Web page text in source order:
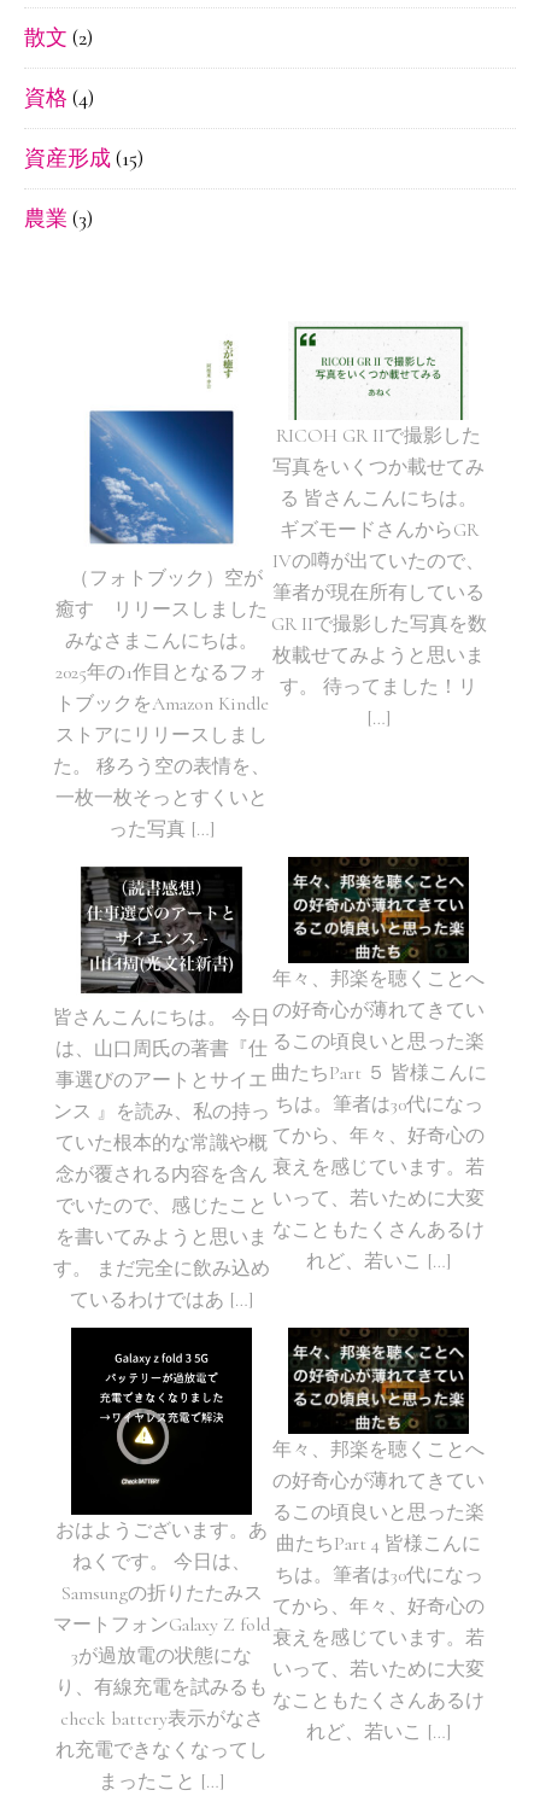
散文 (2)
資格 (4)
資産形成(15)
農業 (3)
（フォトブック）空が
癒す リリースしました
みなさまこんにちは。
2025年の1作目となるフォ
トブックをAmazon Kindle
ストアにリリースしまし
た。 移ろう空の表情を、
一枚一枚そっとすくいと
った写真 […]
RICOH GR IIで撮影した
写真をいくつか載せてみ
る 皆さんこんにちは。
ギズモードさんからGR
IVの噂が出ていたので、
筆者が現在所有している
GR IIで撮影した写真を数
枚載せてみようと思いま
す。 待ってました！リ
[…]
皆さんこんにちは。 今日
は、山口周氏の著書『仕
事選びのアートとサイエ
ンス 』を読み、私の持っ
ていた根本的な常識や概
念が覆される内容を含ん
でいたので、感じたこと
を書いてみようと思いま
す。 まだ完全に飲み込め
ているわけではあ […]
年々、邦楽を聴くことへ
の好奇心が薄れてきてい
るこの頃良いと思った楽
曲たちPart ５ 皆様こんに
ちは。筆者は30代になっ
てから、年々、好奇心の
衰えを感じています。若
いって、若いために大変
なこともたくさんあるけ
れど、若いこ […]
おはようございます。あ
ねくです。 今日は、
Samsungの折りたたみス
マートフォンGalaxy Z fold
3が過放電の状態にな
り、有線充電を試みるも
check battery表示がなさ
れ充電できなくなってし
まったこと […]
年々、邦楽を聴くことへ
の好奇心が薄れてきてい
るこの頃良いと思った楽
曲たちPart 4 皆様こんに
ちは。筆者は30代になっ
てから、年々、好奇心の
衰えを感じています。若
いって、若いために大変
なこともたくさんあるけ
れど、若いこ […]